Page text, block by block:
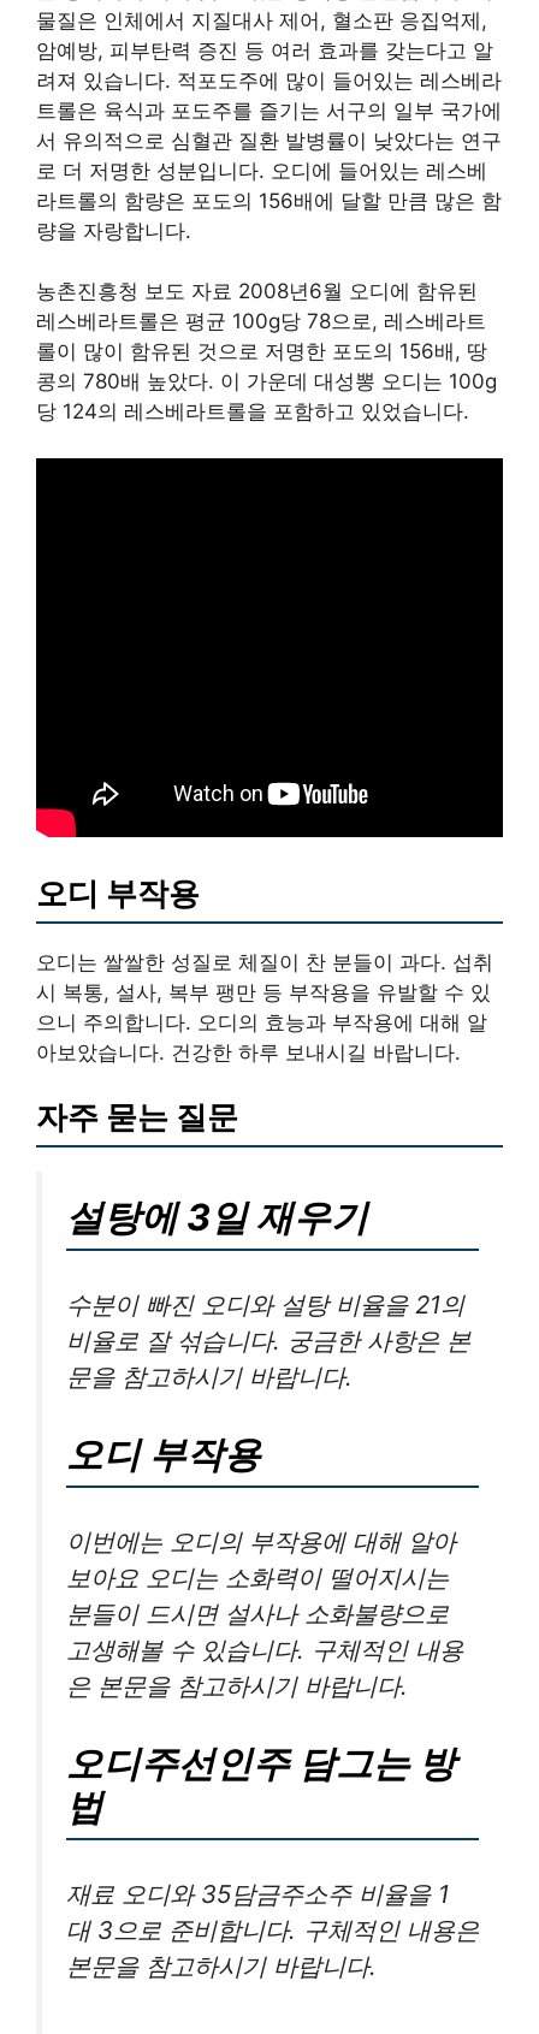
물질은 인체에서 지질대사 제어, 혈소판 응집억제,
암예방, 피부탄력 증진 등 여러 효과를 갖는다고 알
려져 있습니다. 적포도주에 많이 들어있는 레스베라
트롤은 육식과 포도주를 즐기는 서구의 일부 국가에
서 유의적으로 심혈관 질환 발병률이 낮았다는 연구
로 더 저명한 성분입니다. 오디에 들어있는 레스베
라트롤의 함량은 포도의 156배에 달할 만큼 많은 함
량을 자랑합니다.
농촌진흥청 보도 자료 2008년6월 오디에 함유된
레스베라트롤은 평균 100g당 78으로, 레스베라트
롤이 많이 함유된 것으로 저명한 포도의 156배, 땅
콩의 780배 높았다. 이 가운데 대성뽕 오디는 100g
당 124의 레스베라트롤을 포함하고 있었습니다.
오디 부작용
오디는 쌀쌀한 성질로 체질이 찬 분들이 과다. 섭취
시 복통, 설사, 복부 팽만 등 부작용을 유발할 수 있
으니 주의합니다. 오디의 효능과 부작용에 대해 알
아보았습니다. 건강한 하루 보내시길 바랍니다.
자주 묻는 질문
설탕에 3일 재우기
수분이 빠진 오디와 설탕 비율을 21의
비율로 잘 섞습니다. 궁금한 사항은 본
문을 참고하시기 바랍니다.
오디 부작용
이번에는 오디의 부작용에 대해 알아
보아요 오디는 소화력이 떨어지시는
분들이 드시면 설사나 소화불량으로
고생해볼 수 있습니다. 구체적인 내용
은 본문을 참고하시기 바랍니다.
오디주선인주 담그는 방
법
재료 오디와 35담금주소주 비율을 1
대 3으로 준비합니다. 구체적인 내용은
본문을 참고하시기 바랍니다.